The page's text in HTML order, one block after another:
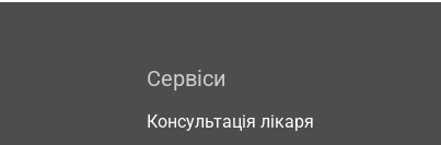
Сервіси
Консультація лікаря